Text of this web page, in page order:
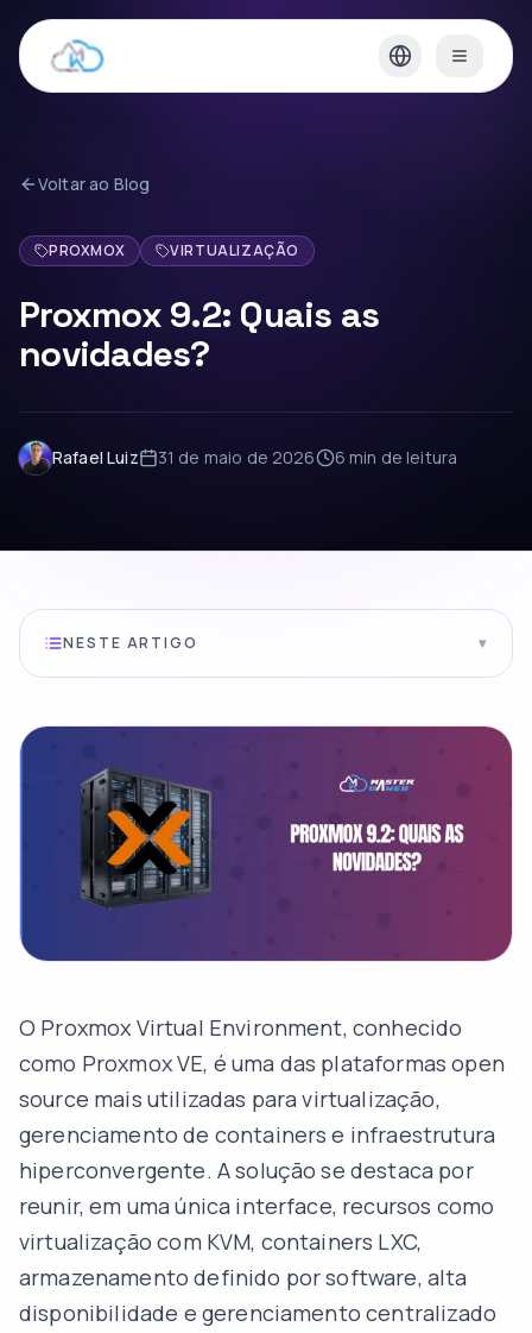
Voltar ao Blog
PROXMOX VIRTUALIZAÇÃO
Proxmox 9.2: Quais as
novidades?
Rafael Luiz 31 de maio de 2026 6 min de leitura
NESTE ARTIGO ▾
O Proxmox Virtual Environment, conhecido
como Proxmox VE, é uma das plataformas open
source mais utilizadas para virtualização,
gerenciamento de containers e infraestrutura
hiperconvergente. A solução se destaca por
reunir, em uma única interface, recursos como
virtualização com KVM, containers LXC,
armazenamento definido por software, alta
disponibilidade e gerenciamento centralizado